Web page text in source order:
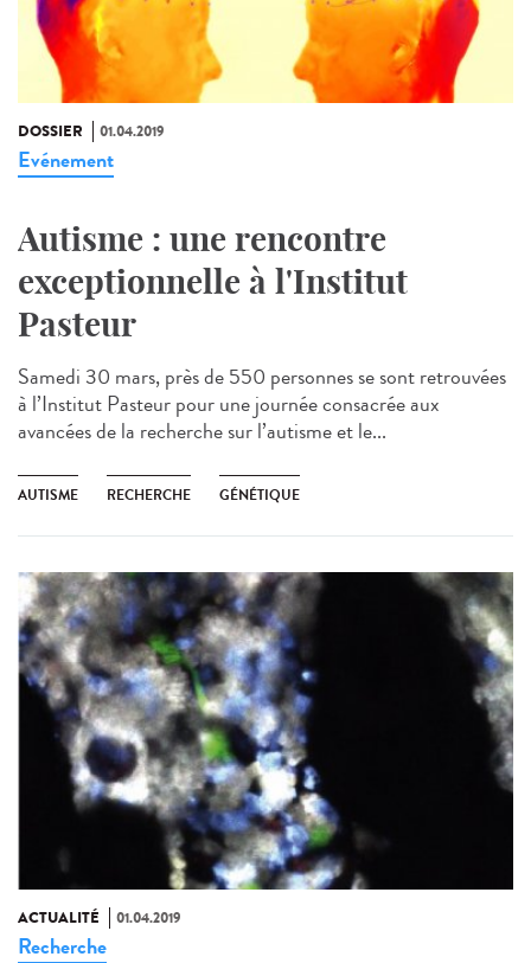
DOSSIER 01.04.2019
Evénement
Autisme : une rencontre
exceptionnelle à l'Institut
Pasteur
Samedi 30 mars, près de 550 personnes se sont retrouvées
à l’Institut Pasteur pour une journée consacrée aux
avancées de la recherche sur l’autisme et le...
AUTISME RECHERCHE GÉNÉTIQUE
ACTUALITÉ 01.04.2019
Recherche